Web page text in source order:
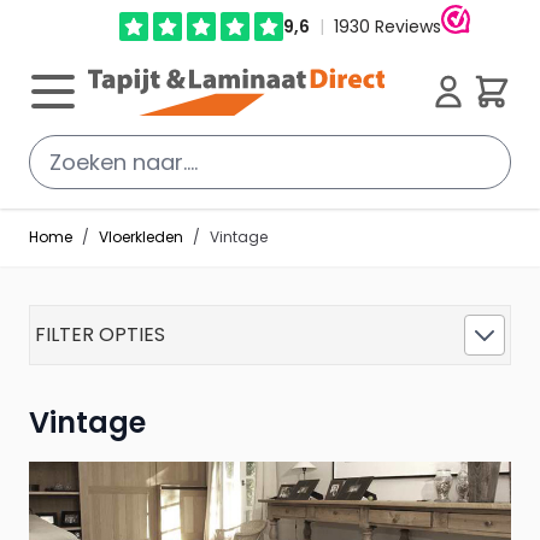
Ga direct door naar de inhoud
Cart
Home / Vloerkleden / Vintage
FILTER OPTIES
Vintage